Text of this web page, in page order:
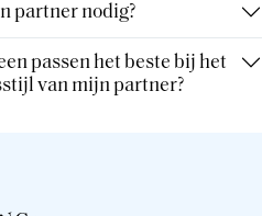
partner nodig?
passen het beste bij het
van mijn partner?